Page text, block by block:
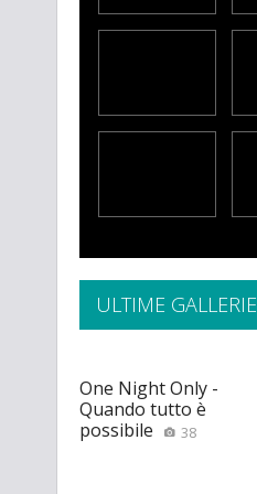
ULTIME GALLERIE
One Night Only -
Quando tutto è
possibile
38